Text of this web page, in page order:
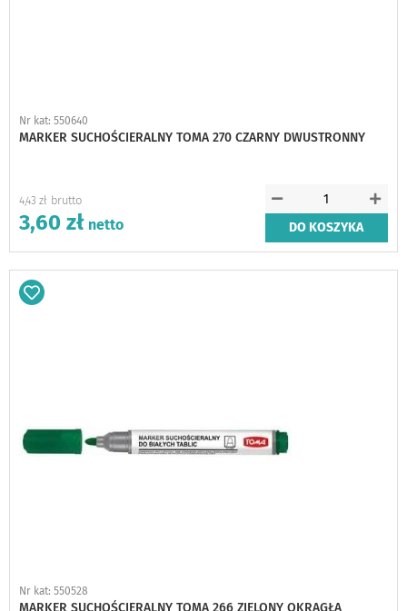
Nr kat: 550640
MARKER SUCHOŚCIERALNY TOMA 270 CZARNY DWUSTRONNY
4,43 zł
3,60 zł DO KOSZYKA
Dodaj
Nr kat: 550528
MARKER SUCHOŚCIERALNY TOMA 266 ZIELONY OKRĄGŁA